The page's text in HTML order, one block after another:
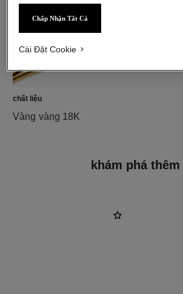
chất liệu
Vàng vàng 18K
khám phá thêm
Chấp Nhận Tất Cả
Cài Đặt Cookie